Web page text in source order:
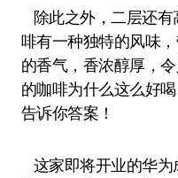
除此之外，二层还有
啡有一种独特的风味
的香气，香浓醇厚，
的咖啡为什么这么好
告诉你答案！
这家即将开业的华